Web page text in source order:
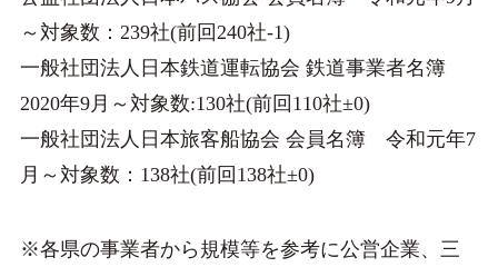
～対象数：239社(前回240社-1)
一般社団法人日本鉄道運転協会 鉄道事業者名簿
2020年9月～対象数:130社(前回110社±0)
一般社団法人日本旅客船協会 会員名簿 令和元年7
月～対象数：138社(前回138社±0)
※各県の事業者から規模等を参考に公営企業、三